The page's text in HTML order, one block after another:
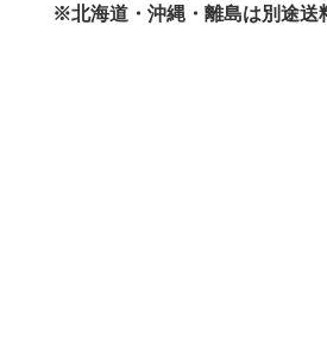
※北海道・沖縄・離島は別途送